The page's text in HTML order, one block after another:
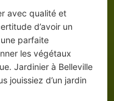
avec qualité et
d’avoir un
parfaite
les végétaux
Jardinier à Belleville
jouissiez d’un jardin